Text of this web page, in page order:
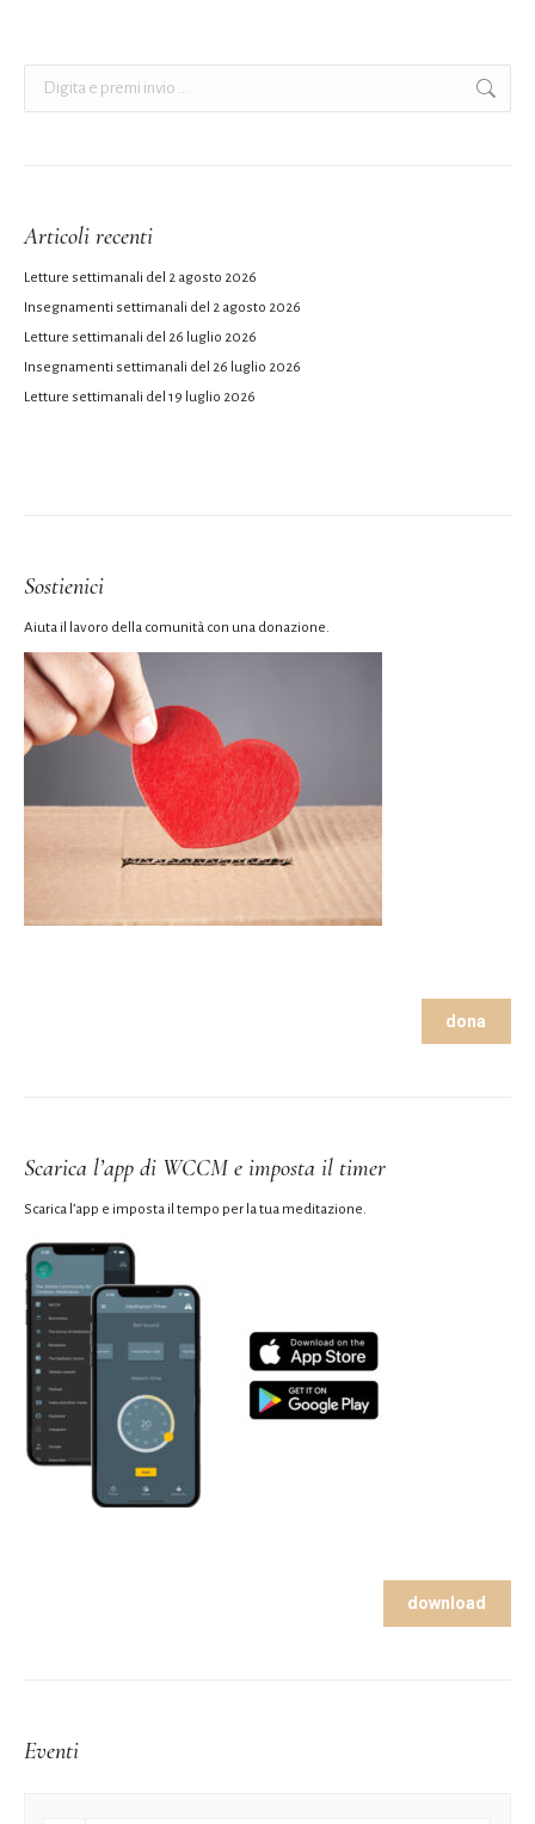
Articoli recenti
Letture settimanali del 2 agosto 2026
Insegnamenti settimanali del 2 agosto 2026
Letture settimanali del 26 luglio 2026
Insegnamenti settimanali del 26 luglio 2026
Letture settimanali del 19 luglio 2026
Sostienici
Aiuta il lavoro della comunità con una donazione.
dona
Scarica l’app di WCCM e imposta il timer
Scarica l’app e imposta il tempo per la tua meditazione.
download
Eventi